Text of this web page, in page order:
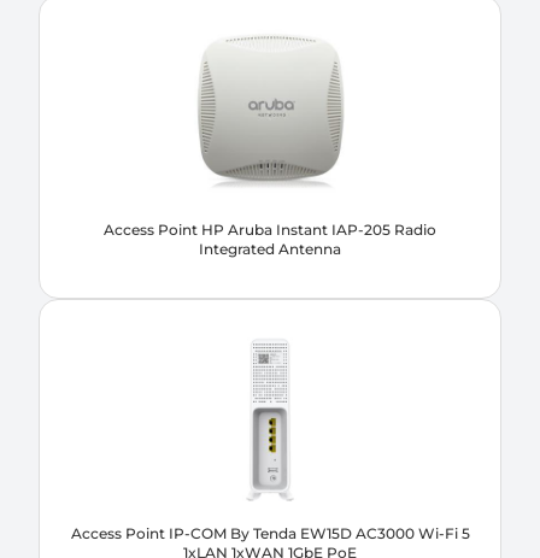
Access Point HP Aruba Instant IAP-205 Radio
Integrated Antenna
Access Point IP-COM By Tenda EW15D AC3000 Wi-Fi 5
1xLAN 1xWAN 1GbE PoE